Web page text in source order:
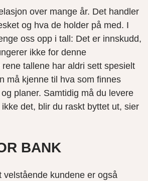
over mange år. Det handler
og hva de holder på med. I
oss opp i tall: Det er innskudd,
ikke for denne
tallene har aldri sett spesielt
må kjenne til hva som finnes
planer. Samtidig må du levere
det, blir du raskt byttet ut, sier
BANK
velstående kundene er også